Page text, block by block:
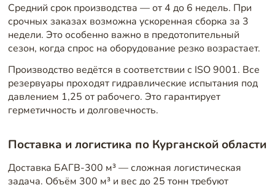
Средний срок производства — от 4 до 6 недель. При
срочных заказах возможна ускоренная сборка за 3
недели. Это особенно важно в предотопительный
сезон, когда спрос на оборудование резко возрастает.
Производство ведётся в соответствии с ISO 9001. Все
резервуары проходят гидравлические испытания под
давлением 1,25 от рабочего. Это гарантирует
герметичность и долговечность.
Поставка и логистика по Курганской области
Доставка БАГВ-300 м³ — сложная логистическая
задача. Объём 300 м³ и вес до 25 тонн требуют